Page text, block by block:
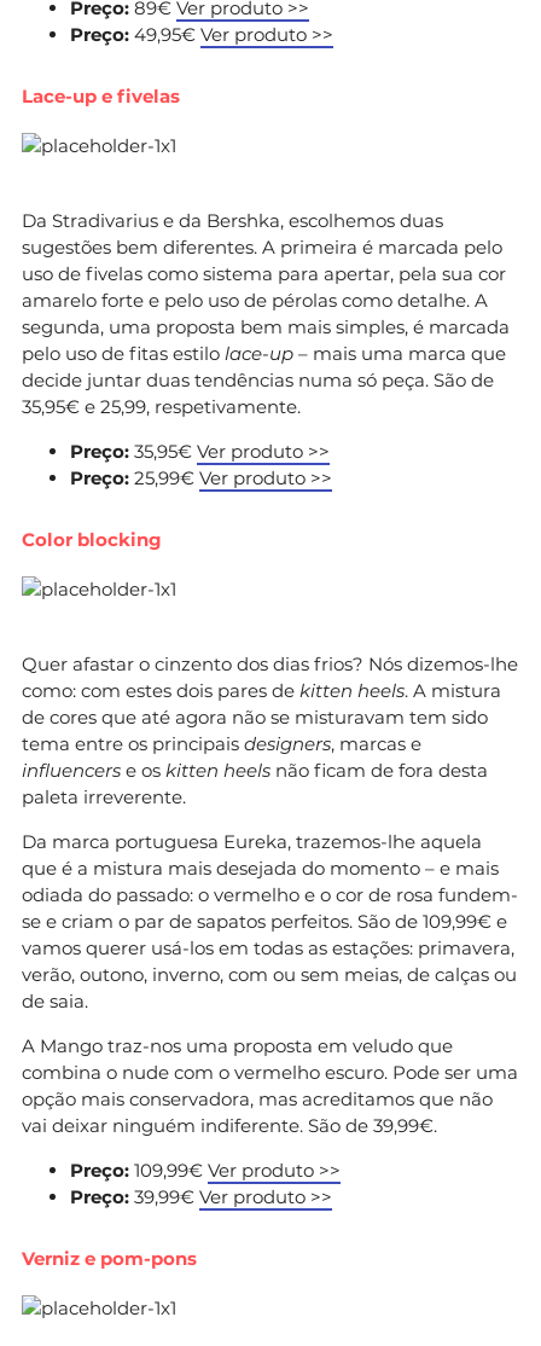
Preço: 89€ Ver produto >>
Preço: 49,95€ Ver produto >>
Lace-up e fivelas
Da Stradivarius e da Bershka, escolhemos duas
sugestões bem diferentes. A primeira é marcada pelo
uso de fivelas como sistema para apertar, pela sua cor
amarelo forte e pelo uso de pérolas como detalhe. A
segunda, uma proposta bem mais simples, é marcada
pelo uso de fitas estilo lace-up – mais uma marca que
decide juntar duas tendências numa só peça. São de
35,95€ e 25,99, respetivamente.
Preço: 35,95€ Ver produto >>
Preço: 25,99€ Ver produto >>
Color blocking
Quer afastar o cinzento dos dias frios? Nós dizemos-lhe
como: com estes dois pares de kitten heels. A mistura
de cores que até agora não se misturavam tem sido
tema entre os principais designers, marcas e
influencers e os kitten heels não ficam de fora desta
paleta irreverente.
Da marca portuguesa Eureka, trazemos-lhe aquela
que é a mistura mais desejada do momento – e mais
odiada do passado: o vermelho e o cor de rosa fundem-
se e criam o par de sapatos perfeitos. São de 109,99€ e
vamos querer usá-los em todas as estações: primavera,
verão, outono, inverno, com ou sem meias, de calças ou
de saia.
A Mango traz-nos uma proposta em veludo que
combina o nude com o vermelho escuro. Pode ser uma
opção mais conservadora, mas acreditamos que não
vai deixar ninguém indiferente. São de 39,99€.
Preço: 109,99€ Ver produto >>
Preço: 39,99€ Ver produto >>
Verniz e pom-pons